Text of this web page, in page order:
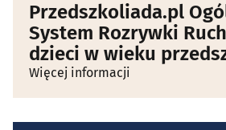
Przedszkoliada.pl
System Rozrywki
dzieci w wieku
Więcej informacji